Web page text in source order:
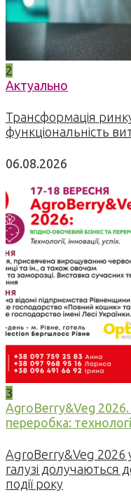
2
Актуально
Трансформація
функціональність
06.08.2026
3
AgroBerry&Veg 2026.
переробка:
AgroBerry&Veg 2026
галузі долучаються
події року